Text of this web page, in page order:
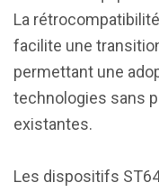
La
facilite une
permettant une
technologies sans
existantes.
Les dispositifs